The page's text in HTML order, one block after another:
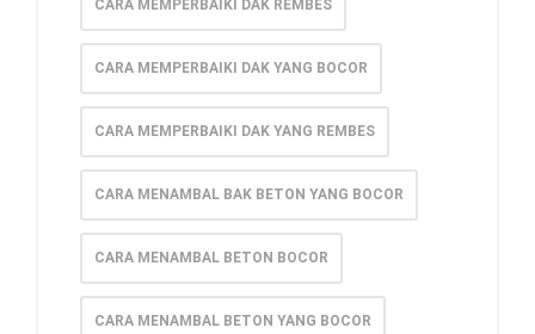
CARA MEMPERBAIKI DAK REMBES
CARA MEMPERBAIKI DAK YANG BOCOR
CARA MEMPERBAIKI DAK YANG REMBES
CARA MENAMBAL BAK BETON YANG BOCOR
CARA MENAMBAL BETON BOCOR
CARA MENAMBAL BETON YANG BOCOR